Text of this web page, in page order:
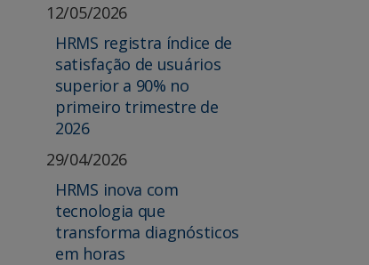
12/05/2026
HRMS registra índice de
satisfação de usuários
superior a 90% no
primeiro trimestre de
2026
29/04/2026
HRMS inova com
tecnologia que
transforma diagnósticos
em horas